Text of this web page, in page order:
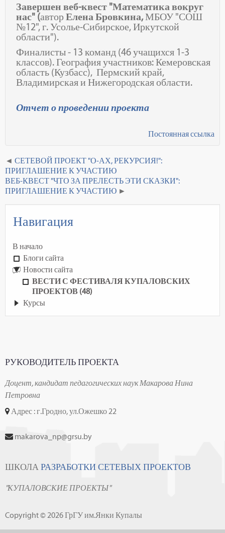
Завершен веб-квест "Математика вокруг
нас" (авторЕлена Бровкина,МБОУ "СОШ
№12", г. Усолье-Сибирское, Иркутской
области").
Финалисты - 13 команд (46 учащихся 1-3
классов). География участников: Кемеровская
область (Кузбасс), Пермский край,
Владимирская и Нижегородская области.
Отчет о проведении проекта
Постоянная ссылка
СЕТЕВОЙ ПРОЕКТ "О-АХ, РЕКУРСИЯ!":
ПРИГЛАШЕНИЕ К УЧАСТИЮ
ВЕБ-КВЕСТ "ЧТО ЗА ПРЕЛЕСТЬ ЭТИ СКАЗКИ":
ПРИГЛАШЕНИЕ К УЧАСТИЮ
Навигация
В начало
Блоги сайта
Новости сайта
ВЕСТИ С ФЕСТИВАЛЯ КУПАЛОВСКИХ
ПРОЕКТОВ (48)
Курсы
РУКОВОДИТЕЛЬ ПРОЕКТА
Доцент, кандидат педагогических наук Макарова Нина
Петровна
Адрес : г.Гродно, ул.Ожешко 22
makarova_np@grsu.by
ШКОЛА РАЗРАБОТКИ СЕТЕВЫХ ПРОЕКТОВ
"КУПАЛОВСКИЕ ПРОЕКТЫ"
Copyright © 2026 ГрГУ им.Янки Купалы